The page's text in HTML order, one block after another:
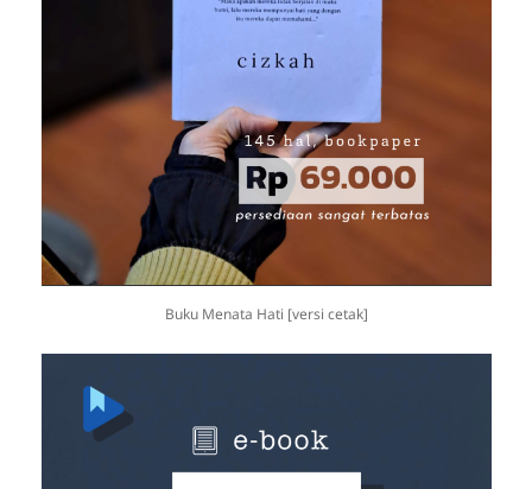
Buku Menata Hati [versi cetak]